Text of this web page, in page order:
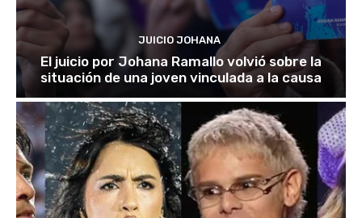
JUICIO JOHANA
El juicio por Johana Ramallo volvió sobre la
situación de una joven vinculada a la causa